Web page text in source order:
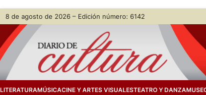
Saltar
contenido
Skip
content
8 de agosto de 2026 – Edición número: 6142
LITERATURAMÚSICACINE Y ARTES VISUALESTEATRO Y DANZA